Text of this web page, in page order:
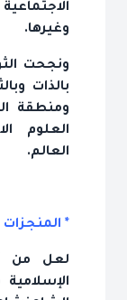
وغيرها.
ونجحت
بالذات
ومنطقة
العلوم
العالم.
*
لعل من